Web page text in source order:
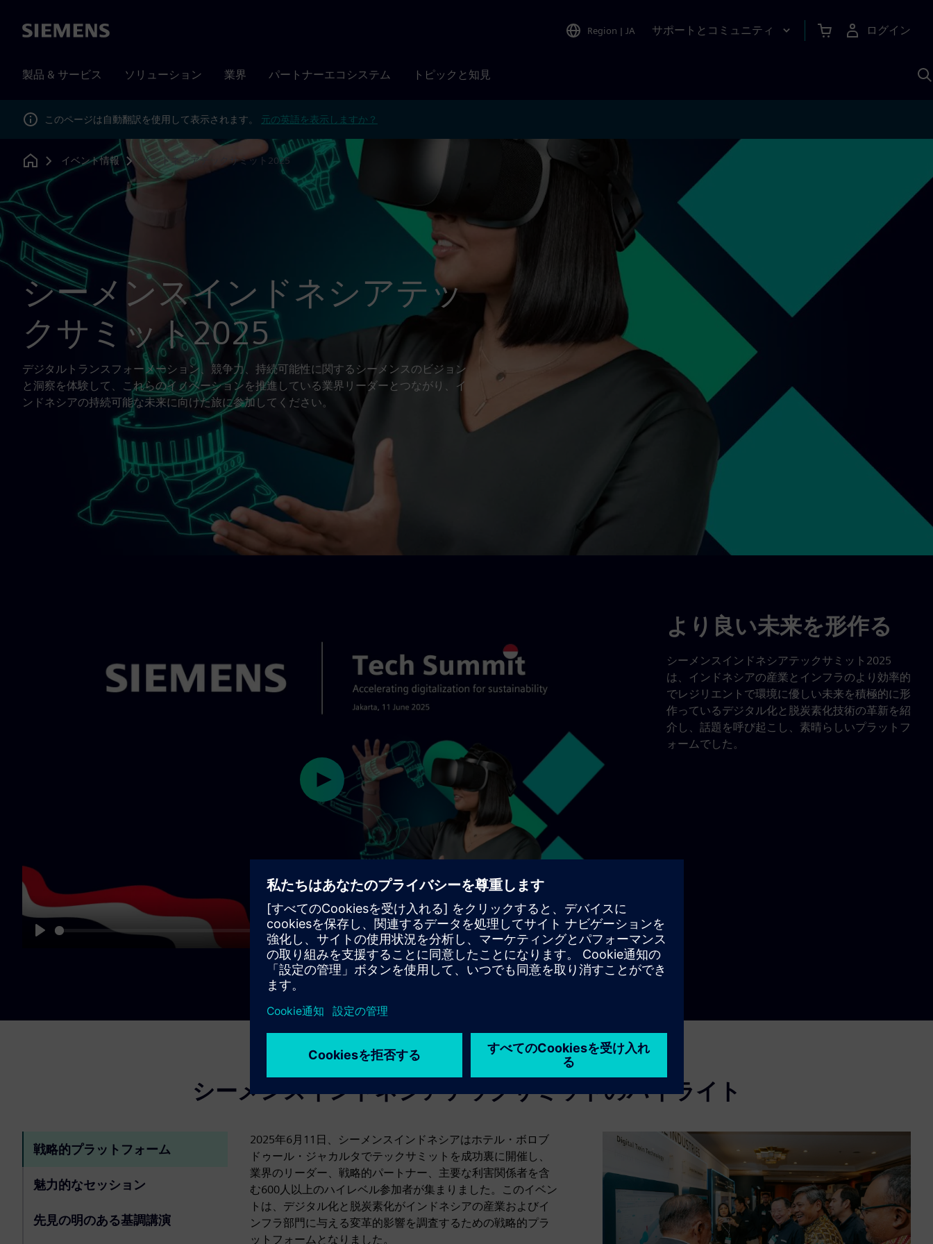
Siemens Region | JA サポートとコミュニティ ログイン
製品 & サービス ソリューション 業界 パートナーエコシステム トピックと知見
このページは自動翻訳を使用して表示されます。 元の英語を表示しますか？
Home
イベント情報 インドネシアテックサミット2025
シーメンスインドネシアテッ
クサミット2025
デジタルトランスフォーメーション、競争力、持続可能性に関するシーメンスのビジョン
と洞察を体験して、これらのイノベーションを推進している業界リーダーとつながり、イ
ンドネシアの持続可能な未来に向けた旅に参加してください。
02:01
Mute Settings
PIP
Enter
fullscreen
Play
より良い未来を形作る
シーメンスインドネシアテックサミット2025
は、インドネシアの産業とインフラのより効率的
でレジリエントで環境に優しい未来を積極的に形
作っているデジタル化と脱炭素化技術の革新を紹
介し、話題を呼び起こし、素晴らしいプラットフ
ォームでした。
シーメンスインドネシアテックサミットのハイライト
戦略的プラットフォーム
魅力的なセッション
先見の明のある基調講演
2025年6月11日、シーメンスインドネシアはホテル・ボロブ
ドゥール・ジャカルタでテックサミットを成功裏に開催し、
業界のリーダー、戦略的パートナー、主要な利害関係者を含
む600人以上のハイレベル参加者が集まりました。このイベン
トは、デジタル化と脱炭素化がインドネシアの産業およびイ
ンフラ部門に与える変革的影響を調査するための戦略的プラ
ットフォームとなりました。